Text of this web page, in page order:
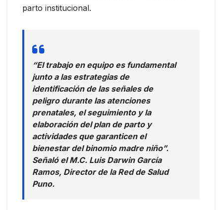
parto institucional.
“El trabajo en equipo es fundamental
junto a las estrategias de
identificación de las señales de
peligro durante las atenciones
prenatales, el seguimiento y la
elaboración del plan de parto y
actividades que garanticen el
bienestar del binomio madre niño”.
Señaló el M.C. Luis Darwin García
Ramos, Director de la Red de Salud
Puno.